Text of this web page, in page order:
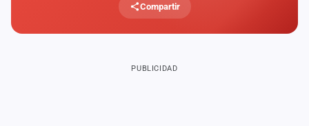
Compartir
PUBLICIDAD